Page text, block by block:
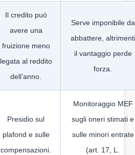
Il credito può
avere una
fruizione meno
legata al reddito
dell’anno.
Serve imponibile da
abbattere, altrimenti
il vantaggio perde
forza.
Presidio sul
plafond e sulle
compensazioni.
Monitoraggio MEF
sugli oneri stimati e
sulle minori entrate
(art. 17, L.